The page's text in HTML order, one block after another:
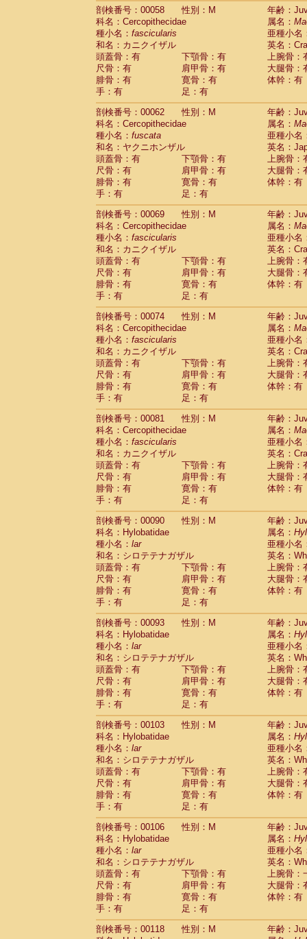
CercopithecidaeCercopithecus diana
CercopithecidaeCercopithecus
Cercopithecidae
Cercopithecus
Cercopithecidae
Cercopithecus mitis
CercopithecidaeCercopithecus mitis
CercopithecidaeCercopithecus mitis
CercopithecidaeCercopithecus mona
CercopithecidaeCercopithecus
CercopithecidaeCercopithecus
CercopithecidaeCercopithecus
Cercopithecidae
Cercopithecusspp.(0)
Cercopithecidae
Chlorocebus
CercopithecidaeChlorocebus
CercopithecidaeErythrocebus patas
CercopithecidaeMiopithecus talapoin
CercopithecidaeCercopithecinae spp.
CercopithecidaeColobus angolensis
CercopithecidaeColobus guereza (0)
Cercopithecidae Colobus polykomos
Cercopithecidae Piliocolobus badius
Cercopithecidae Kasi senex vetulus(0)
CercopithecidaeKasi senex
CercopithecidaeNasalis larvatus(0)
CercopithecidaePresbytes
CercopithecidaePygathrix nemaeus
CercopithecidaeSemnopithecus
Cercopithecidae
Trachypithecus
Cercopithecidae
Trachypithecus
Cercopithecidae
Trachypithecus
CercopithecidaeTrachypithecus
CercopithecidaeColobinae spp.(0)
CercopithecidaePresbytesinaespp.(0)
CercopithecidaeCercopithecidae
HylobatidaeHoolock hoolock(0)
HylobatidaeHylobates agilis
HylobatidaeHylobates klossii (0)
Hylobatidae
HylobatidaeHylobates moloch(0)
Hylobatidae Hylobates muelleri(0)
HylobatidaeHylobates pileatus(2)
Hylobatidae Hylobates
HylobatidaeHylobateshybrid(0)
HylobatidaeNomascus concolor(0)
Hylobatidae
Symphalangus
Hominidae
(0)
HominidaePan troglodytes
Hominidae Gorilla gorilla beringei(0)
Hominidae Gorilla gorilla gorilla(0)
Primates misc.(0)
Scandentia Dendrogale melanura
Scandentia Ptilocercus lowii
Scandentia
Scandentia
ScandentiaTupaia minor
剖検番号：00058
性別：M
年齢：
科名：Cercopithecidae
属名：
種小名： fascicularis
亜種小名
和名：カニクイザル
英名：
頭蓋骨：有
下顎骨：有
上腕骨：
尺骨：有
肩甲骨：有
大腿骨：
腓骨：有
寛骨：有
体幹：有
手：有
足：有
剖検番号：00062
性別：M
年齢：
科名：Cercopithecidae
属名：
種小名： fuscata
亜種小名
和名：ヤクニホンザル
英名：
頭蓋骨：有
下顎骨：有
上腕骨：
尺骨：有
肩甲骨：有
大腿骨：
腓骨：有
寛骨：有
体幹：有
手：有
足：有
剖検番号：00069
性別：M
年齢：
科名：Cercopithecidae
属名：
種小名： fascicularis
亜種小名
和名：カニクイザル
英名：
頭蓋骨：有
下顎骨：有
上腕骨：
尺骨：有
肩甲骨：有
大腿骨：
腓骨：有
寛骨：有
体幹：有
手：有
足：有
剖検番号：00074
性別：M
年齢：
科名：Cercopithecidae
属名：
種小名： fascicularis
亜種小名
和名：カニクイザル
英名：
頭蓋骨：有
下顎骨：有
上腕骨：
尺骨：有
肩甲骨：有
大腿骨：
腓骨：有
寛骨：有
体幹：有
手：有
足：有
剖検番号：00081
性別：M
年齢：
科名：Cercopithecidae
属名：
種小名： fascicularis
亜種小名
和名：カニクイザル
英名：
頭蓋骨：有
下顎骨：有
上腕骨：
尺骨：有
肩甲骨：有
大腿骨：
腓骨：有
寛骨：有
体幹：有
手：有
足：有
剖検番号：00090
性別：M
年齢：
科名：Hylobatidae
属名：
種小名： lar
亜種小名
和名：シロテテナガザル
英名：
頭蓋骨：有
下顎骨：有
上腕骨：
尺骨：有
肩甲骨：有
大腿骨：
腓骨：有
寛骨：有
体幹：有
手：有
足：有
剖検番号：00093
性別：M
年齢：
科名：Hylobatidae
属名：
種小名： lar
亜種小名
和名：シロテテナガザル
英名：
頭蓋骨：有
下顎骨：有
上腕骨：
尺骨：有
肩甲骨：有
大腿骨：
腓骨：有
寛骨：有
体幹：有
手：有
足：有
剖検番号：00103
性別：M
年齢：
科名：Hylobatidae
属名：
種小名： lar
亜種小名
和名：シロテテナガザル
英名：
頭蓋骨：有
下顎骨：有
上腕骨：
尺骨：有
肩甲骨：有
大腿骨：
腓骨：有
寛骨：有
体幹：有
手：有
足：有
剖検番号：00106
性別：M
年齢：
科名：Hylobatidae
属名：
種小名： lar
亜種小名
和名：シロテテナガザル
英名：
頭蓋骨：有
下顎骨：有
上腕骨：
尺骨：有
肩甲骨：有
大腿骨：
腓骨：有
寛骨：有
体幹：有
手：有
足：有
剖検番号：00118
性別：M
年齢：